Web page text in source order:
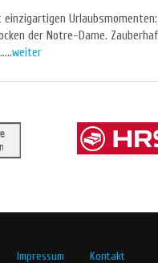
Urlaubsmomenten:
der Notre-Dame.
weiter
Impressum Kontakt